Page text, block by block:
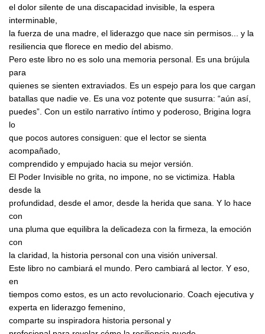
el dolor silente de una discapacidad invisible, la espera
interminable,
la fuerza de una madre, el liderazgo que nace sin permisos... y la
resiliencia que florece en medio del abismo.
Pero este libro no es solo una memoria personal. Es una brújula
para
quienes se sienten extraviados. Es un espejo para los que cargan
batallas que nadie ve. Es una voz potente que susurra: “aún así,
puedes”. Con un estilo narrativo íntimo y poderoso, Brigina logra
lo
que pocos autores consiguen: que el lector se sienta
acompañado,
comprendido y empujado hacia su mejor versión.
El Poder Invisible no grita, no impone, no se victimiza. Habla
desde la
profundidad, desde el amor, desde la herida que sana. Y lo hace
con
una pluma que equilibra la delicadeza con la firmeza, la emoción
con
la claridad, la historia personal con una visión universal.
Este libro no cambiará el mundo. Pero cambiará al lector. Y eso,
en
tiempos como estos, es un acto revolucionario. Coach ejecutiva y
experta en liderazgo femenino,
comparte su inspiradora historia personal y